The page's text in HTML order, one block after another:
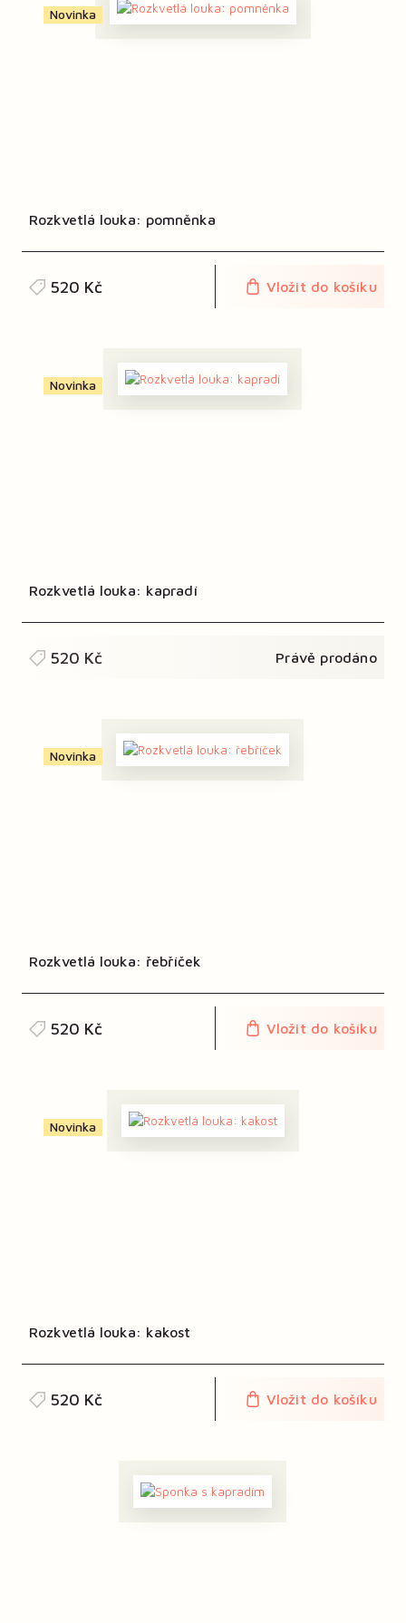
Novinka
Rozkvetlá louka: pomněnka
520 Kč Vložit do košíku
Novinka
Rozkvetlá louka: kapradí
520 Kč Právě prodáno
Novinka
Rozkvetlá louka: řebříček
520 Kč Vložit do košíku
Novinka
Rozkvetlá louka: kakost
520 Kč Vložit do košíku